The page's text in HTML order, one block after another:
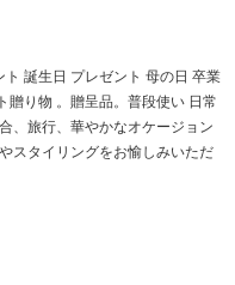
誕生日 プレゼント 母の日 卒業
贈り物 。贈呈品。普段使い 日常
、旅行、華やかなオケージョン
スタイリングをお愉しみいただ